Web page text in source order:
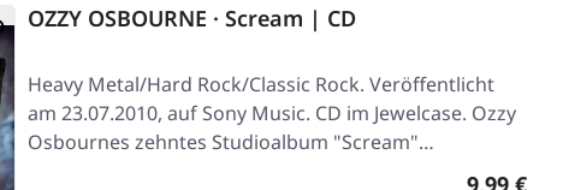
OZZY OSBOURNE · Scream | CD
Heavy Metal/Hard Rock/Classic Rock. Veröffentlicht
am 23.07.2010, auf Sony Music. CD im Jewelcase. Ozzy
Osbournes zehntes Studioalbum "Scream"…